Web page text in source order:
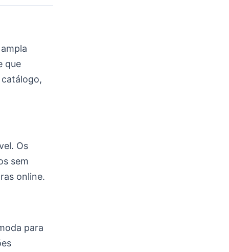
que
Os
sem
online.
para